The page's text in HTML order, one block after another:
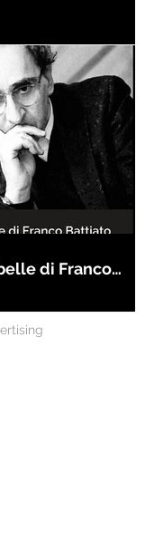
di Franco